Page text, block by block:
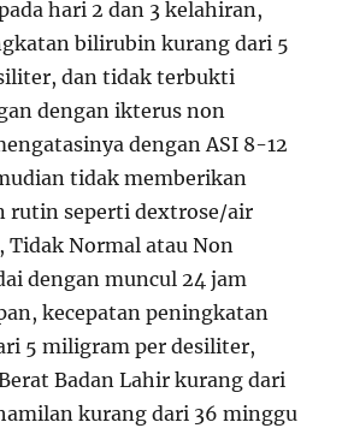
hari 2 dan 3 kelahiran,
bilirubin kurang dari 5
dan tidak terbukti
dengan ikterus non
dengan ASI 8-12
tidak memberikan
rutin seperti dextrose/air
Tidak Normal atau Non
dengan muncul 24 jam
kecepatan peningkatan
5 miligram per desiliter,
Badan Lahir kurang dari
kurang dari 36 minggu